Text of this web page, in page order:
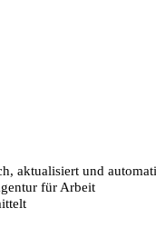
aktualisiert und
für Arbeit